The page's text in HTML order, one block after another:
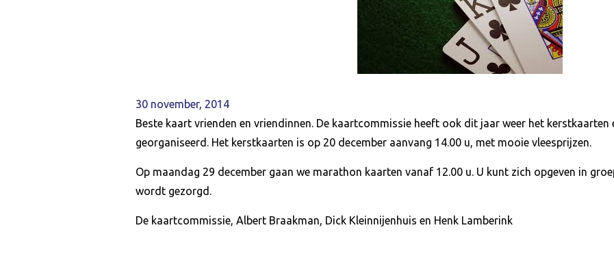
30 november, 2014
Beste kaart vrienden en vriendinnen. De kaartcommissie heeft ook dit jaar weer het
georganiseerd. Het kerstkaarten is op 20 december aanvang 14.00 u, met mooie vleesprijzen.
Op maandag 29 december gaan we marathon kaarten vanaf 12.00 u. U kunt zich opgeven in
wordt gezorgd.
De kaartcommissie, Albert Braakman, Dick Kleinnijenhuis en Henk Lamberink